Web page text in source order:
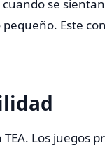
se
Este
Los juegos